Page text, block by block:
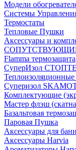
Модели
Системы
Термостаты
Тепловые Пушки
Аксессуары и
Flamma термозащита
СуперИзол
Суперизол
Комплектующие
Мастер флэш
Базальтовая
Паровая Пушка
Аксессуары для бани
Аксессуары Harvia